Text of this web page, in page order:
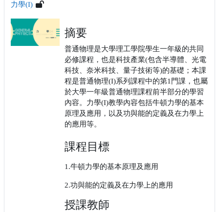
力學(I)
摘要
普通物理是大學理工學院學生一年級的共同
必修課程，也是科技產業(包含半導體、光電
科技、奈米科技、量子技術等)的基礎；本課
程是普通物理(I)系列課程中的第1門課，也屬
於大學一年級普通物理課程前半部分的學習
內容。力學(I)教學內容包括牛頓力學的基本
原理及應用，以及功與能的定義及在力學上
的應用等。
課程目標
1.牛頓力學的基本原理及應用
2.功與能的定義及在力學上的應用
授課教師